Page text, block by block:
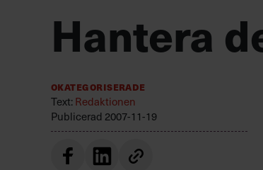
Hantera
Okategoriserade
Text:Redaktionen
Publicerad 2007-11-19